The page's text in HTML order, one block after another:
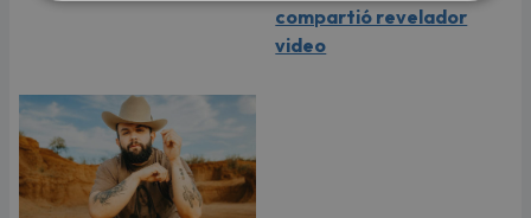
compartió revelador
video